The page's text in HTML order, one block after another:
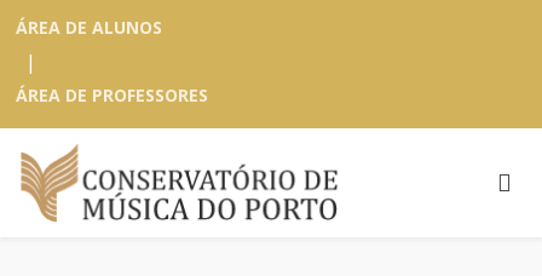
ÁREA DE ALUNOS
|
ÁREA DE PROFESSORES